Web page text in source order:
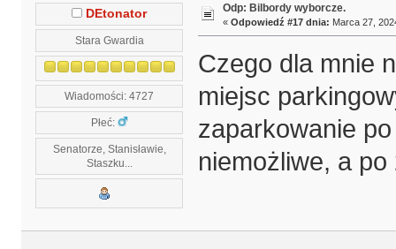
DEtonator
Stara Gwardia
Wiadomości: 4727
Płeć:
Senatorze, Stanisławie,
Staszku...
Odp: Bilbordy wyborcze.
« Odpowiedź #17 dnia: Marca 27,
Czego dla mnie
miejsc
zaparkowanie
niemożliwe, a